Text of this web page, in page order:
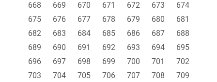
668
669 670 671 672 673
674
675
676 677 678 679 680
681
682
683 684 685 686 687
688
689
690 691 692 693 694
695
696
697 698 699 700 701
702
703
704 705 706 707 708
709